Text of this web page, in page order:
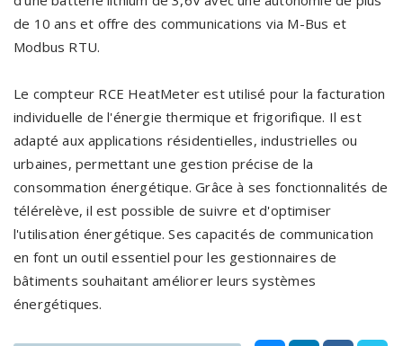
de 10 ans et offre des communications via M-Bus et
Modbus RTU.
Le compteur RCE HeatMeter est utilisé pour la facturation
individuelle de l'énergie thermique et frigorifique. Il est
adapté aux applications résidentielles, industrielles ou
urbaines, permettant une gestion précise de la
consommation énergétique. Grâce à ses fonctionnalités de
télérelève, il est possible de suivre et d'optimiser
l'utilisation énergétique. Ses capacités de communication
en font un outil essentiel pour les gestionnaires de
bâtiments souhaitant améliorer leurs systèmes
énergétiques.